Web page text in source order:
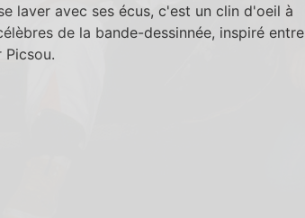
laver avec ses écus, c'est un clin d'oeil à
de la bande-dessinnée, inspiré entre
Picsou.